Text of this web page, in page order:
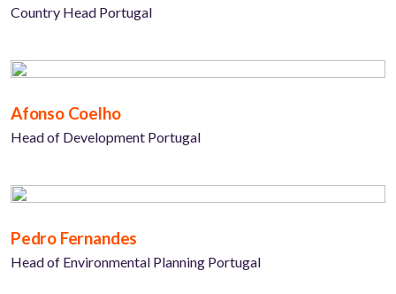
Country Head Portugal
Afonso Coelho
Head of Development Portugal
Pedro Fernandes
Head of Environmental Planning Portugal